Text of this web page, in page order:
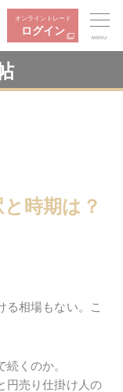
オンライントレード
ログイン
MENU
時期は？
る相場もない。こ
くのか。
円売り仕掛け人の